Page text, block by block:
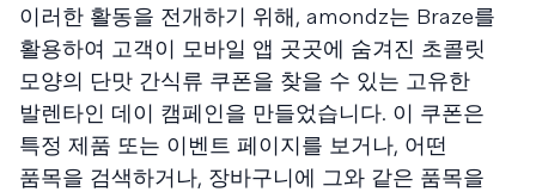
이러한 활동을 전개하기 위해, amondz는 Braze를
활용하여 고객이 모바일 앱 곳곳에 숨겨진 초콜릿
모양의 단맛 간식류 쿠폰을 찾을 수 있는 고유한
발렌타인 데이 캠페인을 만들었습니다. 이 쿠폰은
특정 제품 또는 이벤트 페이지를 보거나, 어떤
품목을 검색하거나, 장바구니에 그와 같은 품목을